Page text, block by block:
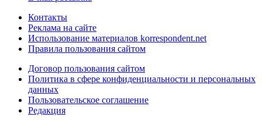
Контакты
Реклама на сайте
Использование материалов korrespondent.net
Правила пользования сайтом
Договор пользования сайтом
Политика в сфере конфиденциальности и персональных
данных
Пользовательское соглашение
Редакция